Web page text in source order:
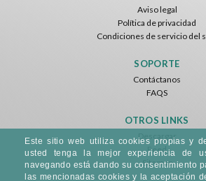
Aviso legal
Política de privacidad
Condiciones de servicio del
SOPORTE
Contáctanos
FAQS
OTROS LINKS
Descargar
Feed
Sitemap
Este sitio web utiliza cookies propias y
usted tenga la mejor experiencia de
navegando está dando su consentimiento
las mencionadas cookies y la aceptación